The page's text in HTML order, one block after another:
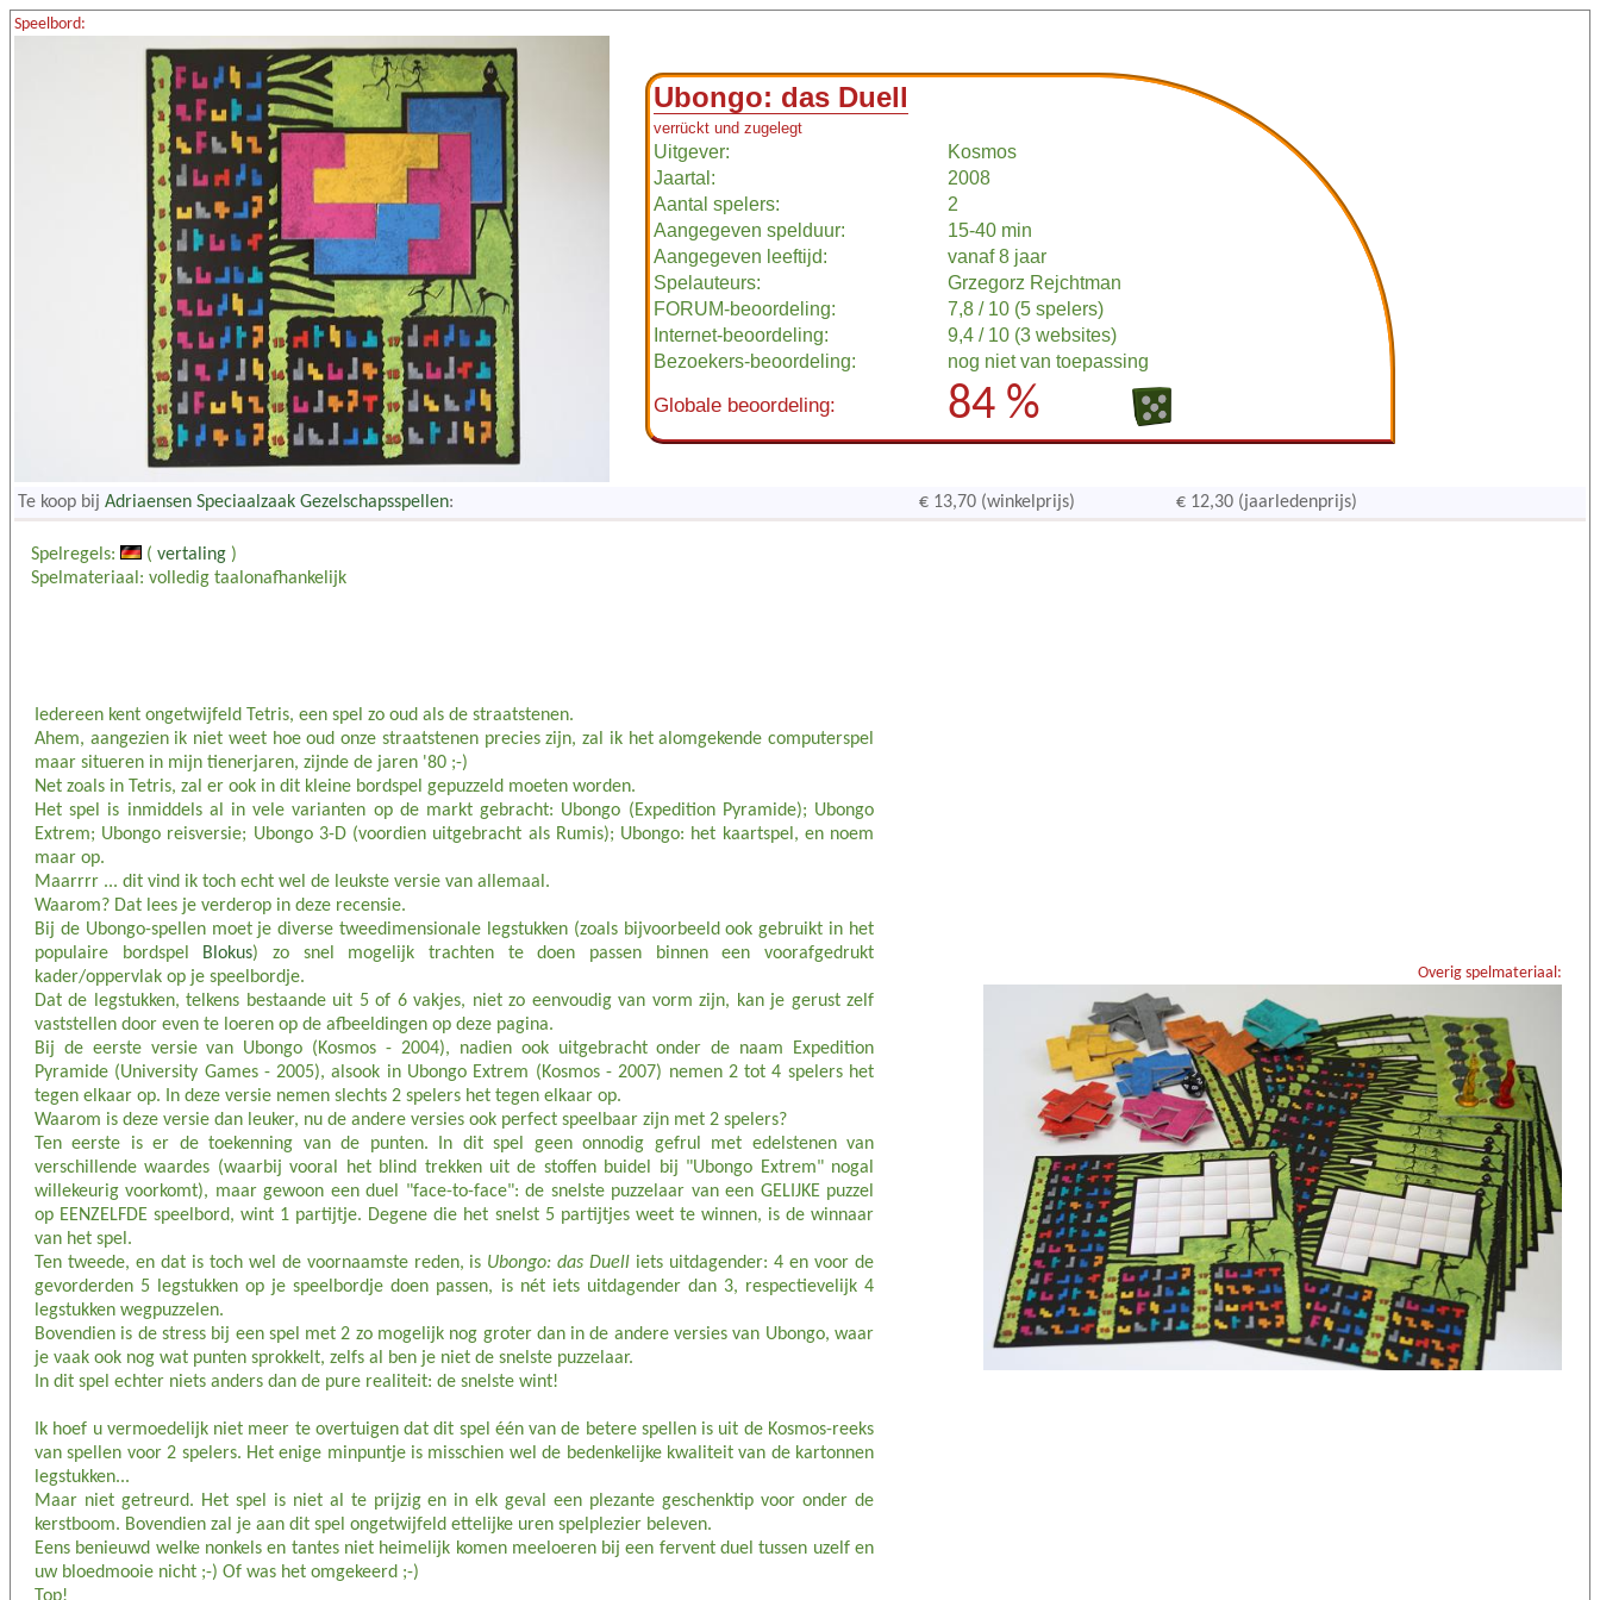
Speelbord:
Ubongo: das Duell
verrückt und zugelegt
Uitgever:
Kosmos
Jaartal:
2008
Aantal spelers:
2
Aangegeven spelduur:
15-40 min
Aangegeven leeftijd:
vanaf 8 jaar
Spelauteurs:
Grzegorz Rejchtman
FORUM-beoordeling:
7,8 / 10 (5 spelers)
Internet-beoordeling:
9,4 / 10 (3 websites)
Bezoekers-beoordeling:
nog niet van toepassing
Globale beoordeling: 84 %
Te koop bij Adriaensen Speciaalzaak Gezelschapsspellen: € 13,70 (winkelprijs) € 12,30 (jaarledenprijs)
Spelregels: ( vertaling )
Spelmateriaal: volledig taalonafhankelijk
Iedereen kent ongetwijfeld Tetris, een spel zo oud als de straatstenen.
Ahem, aangezien ik niet weet hoe oud onze straatstenen precies zijn, zal ik het alomgekende computerspel
maar situeren in mijn tienerjaren, zijnde de jaren '80 ;-)
Net zoals in Tetris, zal er ook in dit kleine bordspel gepuzzeld moeten worden.
Het spel is inmiddels al in vele varianten op de markt gebracht: Ubongo (Expedition Pyramide); Ubongo
Extrem; Ubongo reisversie; Ubongo 3-D (voordien uitgebracht als Rumis); Ubongo: het kaartspel, en noem
maar op.
Maarrrr ... dit vind ik toch echt wel de leukste versie van allemaal.
Waarom? Dat lees je verderop in deze recensie.
Bij de Ubongo-spellen moet je diverse tweedimensionale legstukken (zoals bijvoorbeeld ook gebruikt in het
populaire bordspel
Blokus) zo snel mogelijk trachten te doen passen binnen een voorafgedrukt
kader/oppervlak op je speelbordje.
Dat de legstukken, telkens bestaande uit 5 of 6 vakjes, niet zo eenvoudig van vorm zijn, kan je gerust zelf
vaststellen door even te loeren op de afbeeldingen op deze pagina.
Bij de eerste versie van Ubongo (Kosmos - 2004), nadien ook uitgebracht onder de naam Expedition
Pyramide (University Games - 2005), alsook in Ubongo Extrem (Kosmos - 2007) nemen 2 tot 4 spelers het
tegen elkaar op. In deze versie nemen slechts 2 spelers het tegen elkaar op.
Waarom is deze versie dan leuker, nu de andere versies ook perfect speelbaar zijn met 2 spelers?
Ten eerste is er de toekenning van de punten. In dit spel geen onnodig gefrul met edelstenen van
verschillende waardes (waarbij vooral het blind trekken uit de stoffen buidel bij "Ubongo Extrem" nogal
willekeurig voorkomt), maar gewoon een duel "face-to-face": de snelste puzzelaar van een GELIJKE puzzel
op EENZELFDE speelbord, wint 1 partijtje. Degene die het snelst 5 partijtjes weet te winnen, is de winnaar
van het spel.
Ten tweede, en dat is toch wel de voornaamste reden, is Ubongo: das Duell iets uitdagender: 4 en voor de
gevorderden 5 legstukken op je speelbordje doen passen, is nét iets uitdagender dan 3, respectievelijk 4
legstukken wegpuzzelen.
Bovendien is de stress bij een spel met 2 zo mogelijk nog groter dan in de andere versies van Ubongo, waar
je vaak ook nog wat punten sprokkelt, zelfs al ben je niet de snelste puzzelaar.
In dit spel echter niets anders dan de pure realiteit: de snelste wint!
Ik hoef u vermoedelijk niet meer te overtuigen dat dit spel één van de betere spellen is uit de Kosmos-reeks
van spellen voor 2 spelers. Het enige minpuntje is misschien wel de bedenkelijke kwaliteit van de kartonnen
legstukken...
Maar niet getreurd. Het spel is niet al te prijzig en in elk geval een plezante geschenktip voor onder de
kerstboom. Bovendien zal je aan dit spel ongetwijfeld ettelijke uren spelplezier beleven.
Eens benieuwd welke nonkels en tantes niet heimelijk komen meeloeren bij een fervent duel tussen uzelf en
uw bloedmooie nicht ;-) Of was het omgekeerd ;-)
Overig spelmateriaal: